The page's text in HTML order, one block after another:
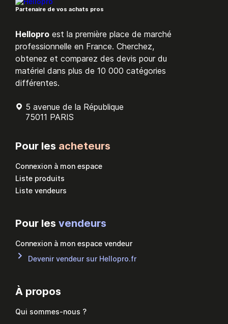
Partenaire de vos achats pros
Hellopro est la première place de marché
professionnelle en France. Cherchez,
obtenez et comparez des devis pour du
matériel dans plus de 10 000 catégories
différentes.
5 avenue de la République
75011 PARIS
Pour les acheteurs
Connexion à mon espace
Liste produits
Liste vendeurs
Pour les vendeurs
Connexion à mon espace vendeur
Devenir vendeur sur Hellopro.fr
À propos
Qui sommes-nous ?